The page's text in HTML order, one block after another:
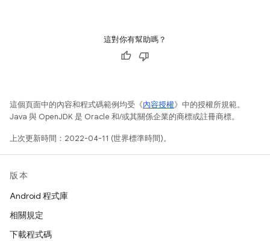
這對你有幫助嗎？
這個頁面中的內容和程式碼範例均受《內容授權》中的授權所規範。
Java 與 OpenJDK 是 Oracle 和/或其關係企業的商標或註冊商標。
上次更新時間：2022-04-11 (世界標準時間)。
版本
Android 程式庫
相關規定
下載程式碼